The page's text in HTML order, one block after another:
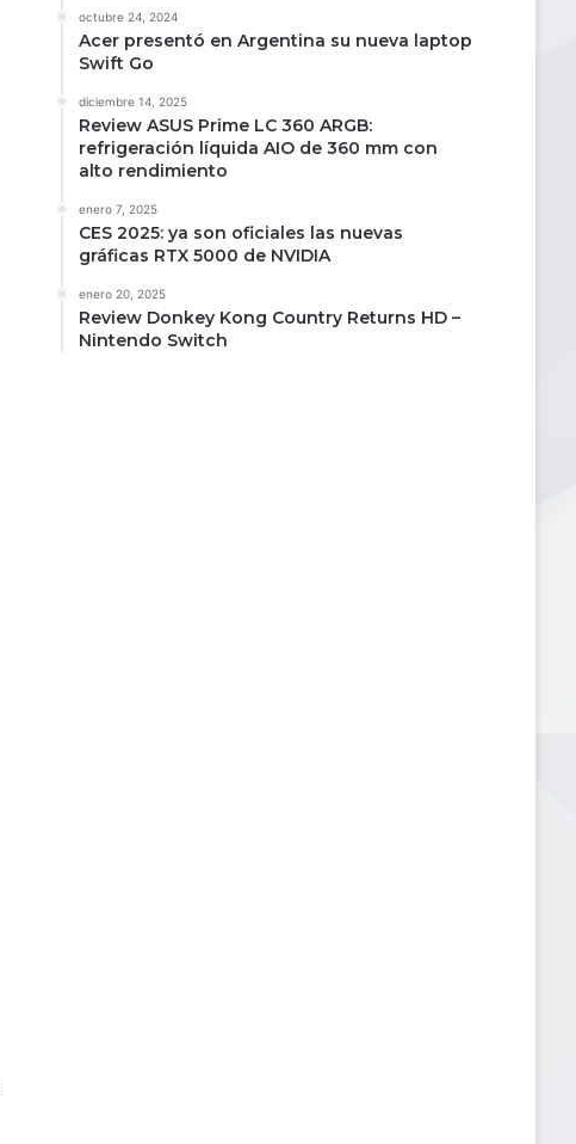
octubre 24, 2024
Acer presentó en Argentina su nueva laptop
Swift Go
diciembre 14, 2025
Review ASUS Prime LC 360 ARGB:
refrigeración líquida AIO de 360 mm con
alto rendimiento
enero 7, 2025
CES 2025: ya son oficiales las nuevas
gráficas RTX 5000 de NVIDIA
enero 20, 2025
Review Donkey Kong Country Returns HD –
Nintendo Switch